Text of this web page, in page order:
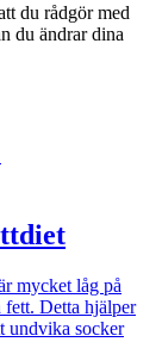
du rådgör med
du ändrar dina
mycket låg på
fett. Detta hjälper
undvika socker